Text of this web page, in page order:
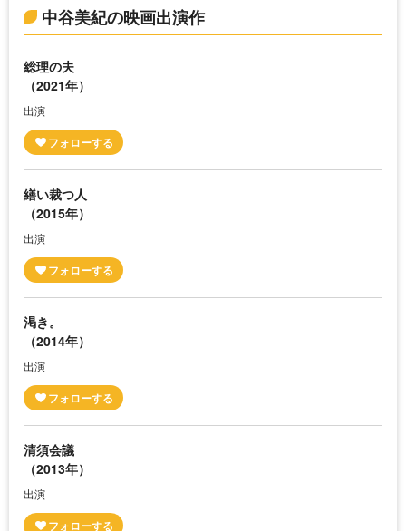
中谷美紀の映画出演作
総理の夫
（2021年）
出演
繕い裁つ人
（2015年）
出演
渇き。
（2014年）
出演
清須会議
（2013年）
出演